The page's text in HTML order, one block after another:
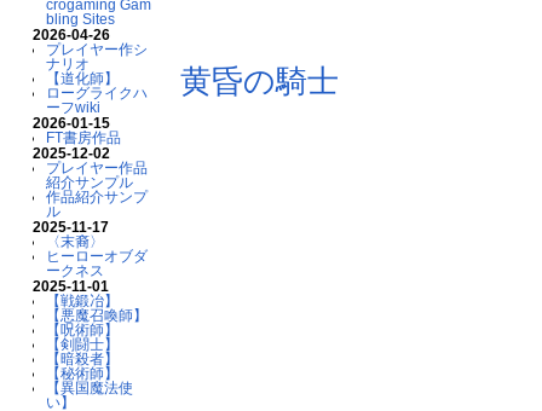
crogaming Gam
bling Sites
2026-04-26
プレイヤー作シ
ナリオ
【道化師】
ローグライクハ
ーフwiki
2026-01-15
FT書房作品
2025-12-02
プレイヤー作品
紹介サンプル
作品紹介サンプ
ル
2025-11-17
〈末裔〉
ヒーローオブダ
ークネス
2025-11-01
【戦鍛冶】
【悪魔召喚師】
【呪術師】
【剣闘士】
【暗殺者】
【秘術師】
【異国魔法使
い】
黄昏の騎士